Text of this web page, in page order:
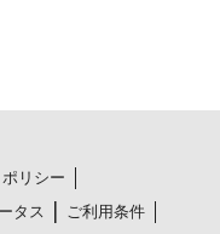
リシー
タス
ご利用条件